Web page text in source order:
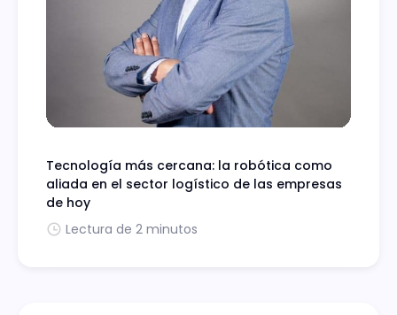
Tecnología más cercana: la robótica como
aliada en el sector logístico de las empresas
de hoy
Lectura de 2 minutos